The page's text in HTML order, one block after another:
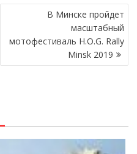
В Минске пройдет
масштабный
мотофестиваль H.O.G. Rally
Minsk 2019